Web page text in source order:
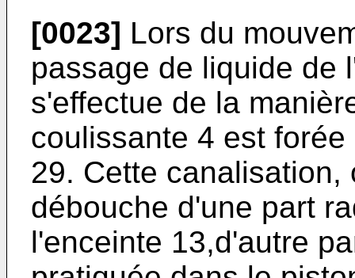
[0023] Lors du
passage de liquide de
s'effectue de la
coulissante 4 est
29. Cette
débouche d'une part
l'enceinte 13,d'autre